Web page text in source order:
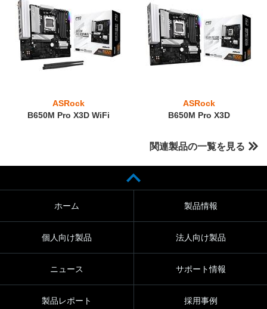
ASRock
B650M Pro X3D WiFi
ASRock
B650M Pro X3D
関連製品の一覧を見る
ホーム 製品情報
個人向け製品 法人向け製品
ニュース サポート情報
製品レポート 採用事例